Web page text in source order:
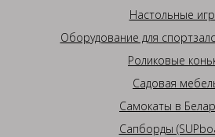
Настольные
Оборудование для
Роликовые
Садовая
Самокаты в
Сапборды